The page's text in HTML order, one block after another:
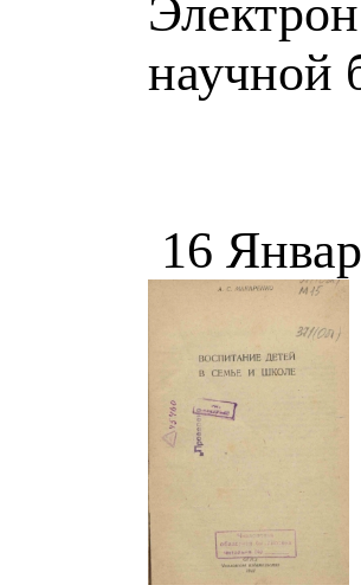
научной
16